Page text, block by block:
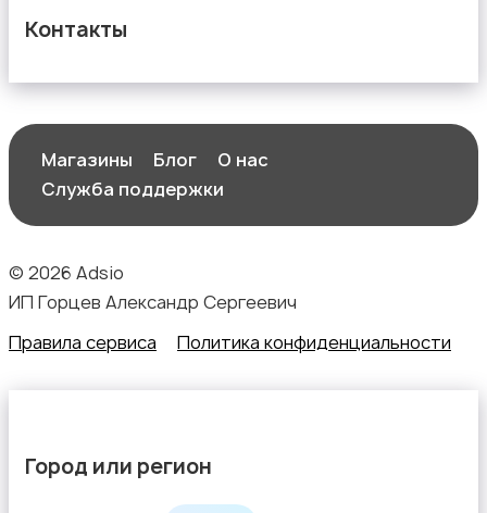
Контакты
Магазины Блог
О нас
Служба поддержки
© 2026 Adsio
ИП Горцев Александр Сергеевич
Правила сервиса
Политика конфиденциальности
Город или регион